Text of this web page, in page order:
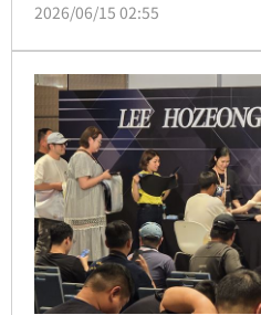
&mdash;&mdash;當大螢幕
場感動得大破防、留下眼淚
她，也在現場對支持者進行
場。
2026/06/15 02:55